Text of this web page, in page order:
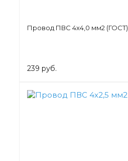
Провод ПВС 4х4,0 мм2 (ГОСТ)
239 руб.